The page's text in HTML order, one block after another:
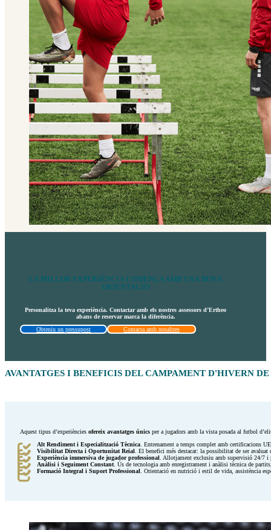
LA MILLOR EXPERIÈNCIA COMENÇA AMB UNA BONA
ORIENTACIÓ
Personalitza la teva experiència. Contactar amb els nostres assessors d’Ertheo
abans de reservar marca la diferència.
Obteniu un pressupost
Contacta amb nosaltres
AVANTATGES I BENEFICIS DEL CAMPAMENT D'HIVERN
Aquest tipus d’experiències ofereix avantatges únicsper a jugadors amb la vista posada al futbol
Alt Rendiment i Especialització Tècnica. Entrenament a temps complet amb certificacions
Visibilitat Directa i Oportunitat Reial. El benefici més destacat: la possibilitat de ser
Experiència immersiva de jugador professional. Allotjament exclusiu amb supervisió 24/7 i
Anàlisi i Seguiment Constant. Ús de tecnologia amb enregistrament i anàlisi tècnica de
Formació Integral i Suport Professional. Orientació en nutrició i estil de vida, assistència